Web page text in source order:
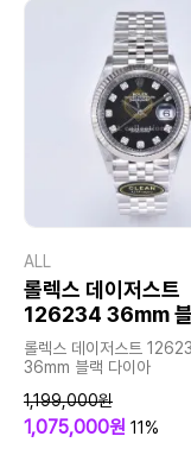
ALL
롤렉스 데이저스트
126234 36mm
다이아
롤렉스 데이저스트
36mm 블랙 다이아
1,199,000원
1,075,000원 11%